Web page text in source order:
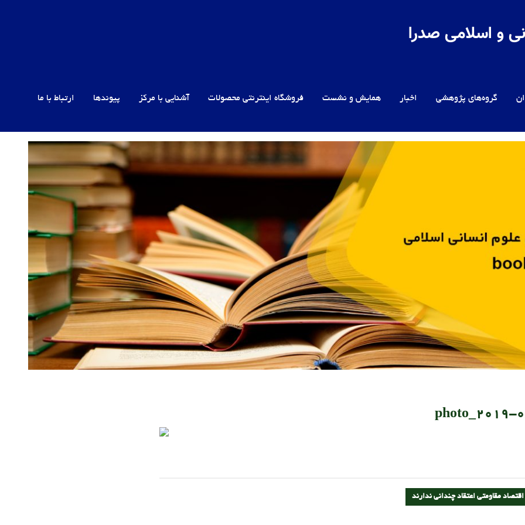
و اسلامی صدرا
گروه‌های پژوهشی اخبار همایش و نشست فروشگاه اینترنتی محصولات آشنایی با مرکز پیوندها ارتباط با ما
photo_2019-
مقاومتی اعتقاد چندانی ندارند